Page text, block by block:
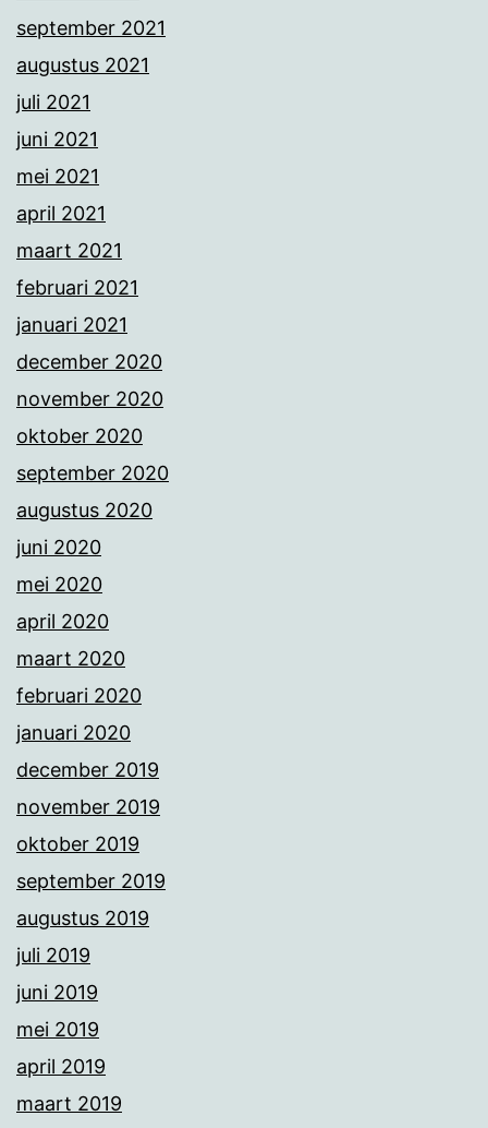
september 2021
augustus 2021
juli 2021
juni 2021
mei 2021
april 2021
maart 2021
februari 2021
januari 2021
december 2020
november 2020
oktober 2020
september 2020
augustus 2020
juni 2020
mei 2020
april 2020
maart 2020
februari 2020
januari 2020
december 2019
november 2019
oktober 2019
september 2019
augustus 2019
juli 2019
juni 2019
mei 2019
april 2019
maart 2019